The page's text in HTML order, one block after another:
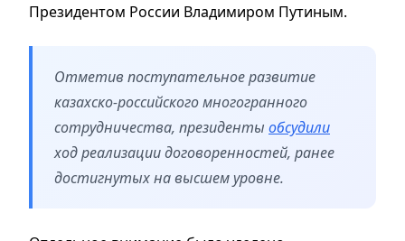
Президентом России Владимиром Путиным.
Отметив поступательное развитие
казахско-российского многогранного
сотрудничества, президенты обсудили
ход реализации договоренностей, ранее
достигнутых на высшем уровне.